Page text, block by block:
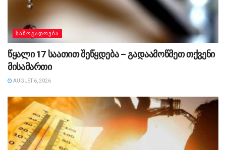
ᲡᲐᲖᲝᲒᲐᲓᲝᲔᲑᲐ
წყალი 17 საათით შეწყდება – გადაამოწმეთ თქვენი
მისამართი
AUGUST 6, 2026